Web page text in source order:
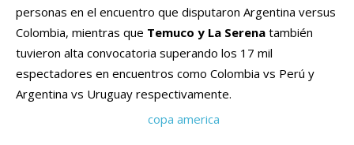
personas en el encuentro que disputaron Argentina versus
Colombia, mientras que Temuco y La Serena también
tuvieron alta convocatoria superando los 17 mil
espectadores en encuentros como Colombia vs Perú y
Argentina vs Uruguay respectivamente.